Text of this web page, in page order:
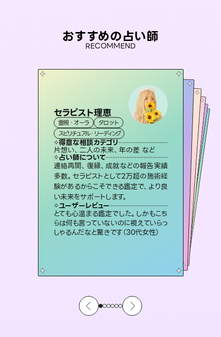
おすすめの占い師
RECOMMEND
セラピスト理恵
霊視・オーラ
タロット
スピリチュアル・リーディング
得意な相談カテゴリ
片想い、二人の未来、年の差 など
占い師について
連絡再開、復縁、成就などの報告実績
多数。セラピストとして2万超の施術経
験があるからこそできる鑑定で、より良
い未来をサポートします。
ユーザーレビュー
とても心温まる鑑定でした。しかもこち
らは何も言っていないのに視えていらっ
しゃるんだなと驚きです（30代女性）
未来視師＊花
霊視・オーラ 心理学
スピリチュアル・リーディング
得意な相談カテゴリ
出逢い、片想い、復縁 など
占い師について
未来には何パターンもの選択肢があり
ます。不安で視えにくくなっているあな
たの素敵な未来を見つけ、その未来を
選択できるようアドバイスします。
ユーザーレビュー
職場の人の性質や人間関係、本心など
本当によく視えていてびっくり。対策が
打てて前向きになれます（40代）
おう 霊感オラクル
霊視・オーラ
オラクルカード
得意な相談カテゴリ
恋愛総合、あの人の気持ち など
占い師について
霊視×オラクルカードを使って「今」と
「未来」そして「気になるあの人の気持
ち」まで丁寧に読み解き、恋や人生のヒ
ントを優しく引き出します。
ユーザーレビュー
不安な気持ちが嘘みたいに晴れまし
た…！よく視えていらっしゃるんだなと
感じました（40代 女性）
桃源珠羽 とうげんみう
霊視・オーラ
スピリチュアル・リーディング
得意な相談カテゴリ
片想い、あの人の気持ち、復縁 など
占い師について
恋愛のお悩みの中でも特に「曖昧な関係」の相談を得意としており、友達以上恋人未満なお相手との今後や本音を丁寧に読み解き恋愛成就へと導きます。
ユーザーレビュー
鑑定していただいてアドバイス通りに行
動すると仲が復活してきました。ありが
とうございました（40代 女性）
アイリス -iris-
西洋占星術
ルーン
得意な相談カテゴリ
恋愛総合、片想い、二人の未来 など
占い師について
復縁、恋愛、不倫の行方、同性愛や片
思い、仕事関係や借金問題まで知りた
いことや心の負担になっていることを
紐解き、背中をそっと押して導きます。
ユーザーレビュー
安心感のあり、言い切ってくれる所や濁
さない鑑定のおかげで、毎回自分の気
持ちを整えられます（30代 男性）
彗望（すいぼう
霊視・オーラ
スピリチュアル・リーディング
得意な相談カテゴリ
片想い、あの人の気持ち、復縁 など
占い師について
3,700年以上の歴史を持つ東洋最古の
占術「易占」で詳細まで占い、幸せへ向
かう道筋を示します。厳しい結果にも具
体的な対策をお伝えします。
ユーザーレビュー
複雑な背景もしっかり聞いて鑑定して
いただけました。気持ちが楽になりまし
た（50代 女性）